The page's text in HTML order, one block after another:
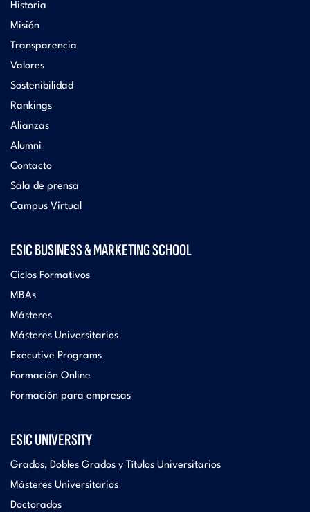
Historia
Misión
Transparencia
Valores
Sostenibilidad
Rankings
Alianzas
Alumni
Contacto
Sala de prensa
Campus Virtual
ESIC BUSINESS & MARKETING SCHOOL
Ciclos Formativos
MBAs
Másteres
Másteres Universitarios
Executive Programs
Formación Online
Formación para empresas
ESIC UNIVERSITY
Grados, Dobles Grados y Títulos Universitarios
Másteres Universitarios
Doctorados